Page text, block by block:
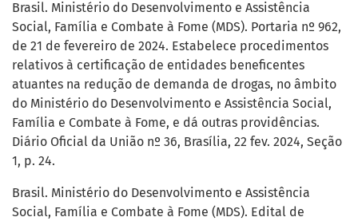
Brasil. Ministério do Desenvolvimento e Assistência
Social, Família e Combate à Fome (MDS). Portaria nº 962,
de 21 de fevereiro de 2024. Estabelece procedimentos
relativos à certificação de entidades beneficentes
atuantes na redução de demanda de drogas, no âmbito
do Ministério do Desenvolvimento e Assistência Social,
Família e Combate à Fome, e dá outras providências.
Diário Oficial da União nº 36, Brasília, 22 fev. 2024, Seção
1, p. 24.
Brasil. Ministério do Desenvolvimento e Assistência
Social, Família e Combate à Fome (MDS). Edital de